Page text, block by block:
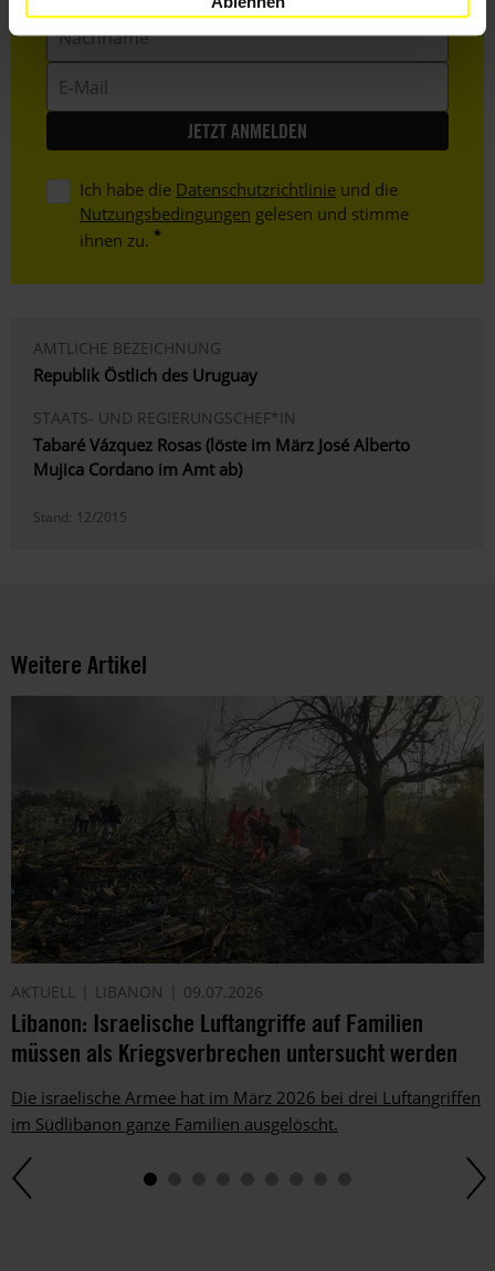
Nachname
Mail
Ich habe die Datenschutzrichtlinie und die
Nutzungsbedingungen gelesen und stimme
ihnen zu.
AMTLICHE BEZEICHNUNG
Republik Östlich des Uruguay
STAATS- UND REGIERUNGSCHEF*IN
Tabaré Vázquez Rosas (löste im März José Alberto
Mujica Cordano im Amt ab)
Stand: 12/2015
Weitere Artikel
AKTUELL LIBANON 09.07.2026
Libanon: Israelische Luftangriffe auf Familien
müssen als Kriegsverbrechen untersucht werden
Die israelische Armee hat im März 2026 bei drei Luftangriffen
im Südlibanon ganze Familien ausgelöscht.